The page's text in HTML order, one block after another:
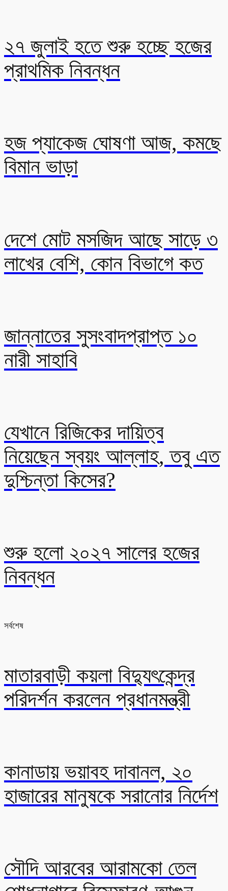
২৭ জুলাই হতে শুরু হচ্ছে হজের
প্রাথমিক নিবন্ধন
হজ প্যাকেজ ঘোষণা আজ, কমছে
বিমান ভাড়া
দেশে মোট মসজিদ আছে সাড়ে ৩
লাখের বেশি, কোন বিভাগে কত
জান্নাতের সুসংবাদপ্রাপ্ত ১০
নারী সাহাবি
যেখানে রিজিকের দায়িত্ব
নিয়েছেন স্বয়ং আল্লাহ, তবু এত
দুশ্চিন্তা কিসের?
শুরু হলো ২০২৭ সালের হজের
নিবন্ধন
সর্বশেষ
মাতারবাড়ী কয়লা বিদ্যুৎকেন্দ্র
পরিদর্শন করলেন প্রধানমন্ত্রী
কানাডায় ভয়াবহ দাবানল, ২০
হাজারের মানুষকে সরানোর নির্দেশ
সৌদি আরবের আরামকো তেল